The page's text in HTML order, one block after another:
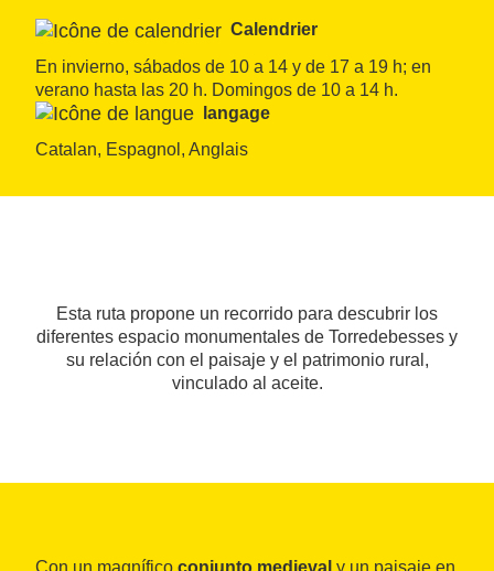
Calendrier
En invierno, sábados de 10 a 14 y de 17 a 19 h; en
verano hasta las 20 h. Domingos de 10 a 14 h.
langage
Catalan, Espagnol, Anglais
Esta ruta propone un recorrido para descubrir los
diferentes espacio monumentales de Torredebesses y
su relación con el paisaje y el patrimonio rural,
vinculado al aceite.
Con un magnífico conjunto medieval y un paisaje en